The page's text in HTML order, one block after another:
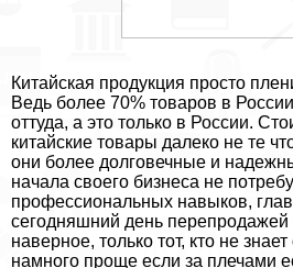
Китайская продукция просто
Ведь более 70% товаров в
оттуда, а это только в России.
китайские товары далеко не те
они более долговечные и
начала своего бизнеса не
профессиональных навыков,
сегодняшний день перепродажей
наверное, только тот, кто не
намного проще если за плечами